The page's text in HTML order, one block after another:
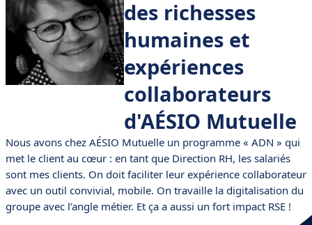
des richesses
humaines et
expériences
collaborateurs
d'AÉSIO Mutuelle
Nous avons chez AÉSIO Mutuelle un programme « ADN » qui
met le client au cœur : en tant que Direction RH, les salariés
sont mes clients. On doit faciliter leur expérience collaborateur
avec un outil convivial, mobile. On travaille la digitalisation du
groupe avec l’angle métier. Et ça a aussi un fort impact RSE !